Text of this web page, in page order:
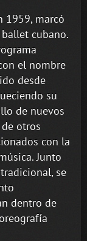
1959, marcó
cubano.
el nombre
desde
su
de nuevos
otros
con la
Junto
se
dentro de